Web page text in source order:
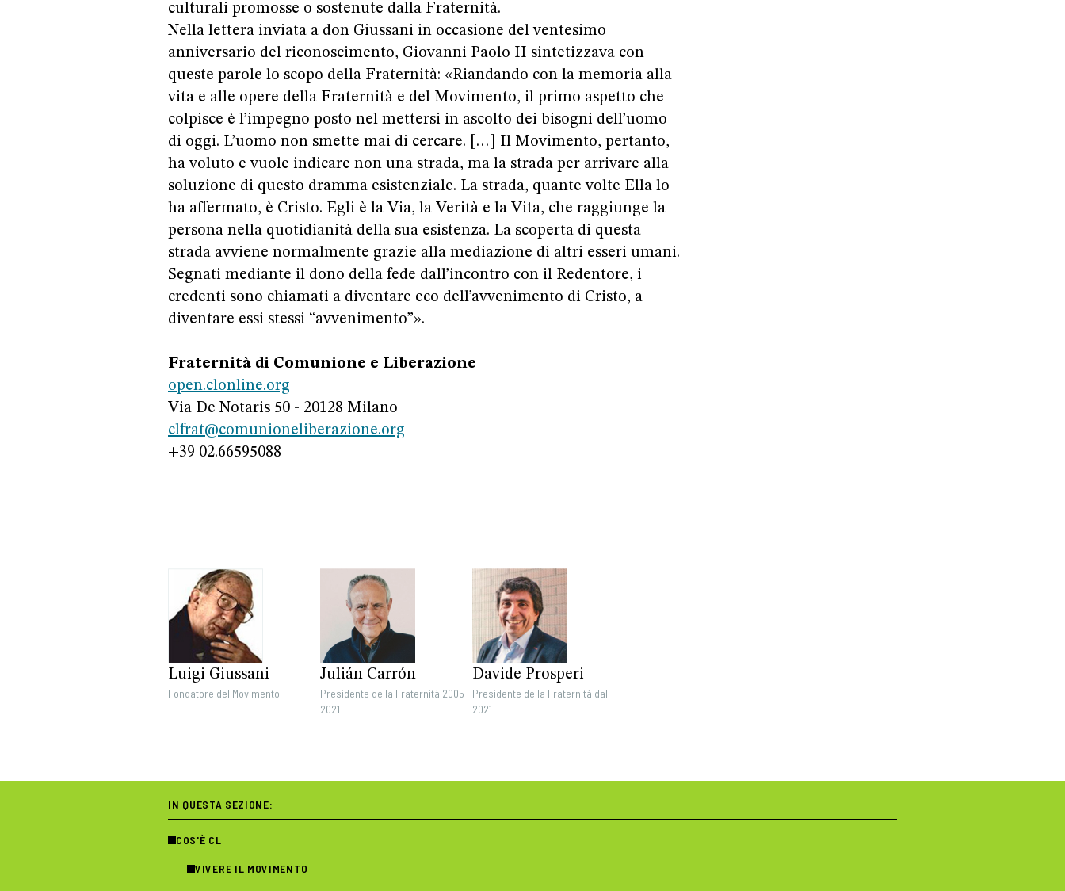
culturali promosse o sostenute dalla Fraternità.
Nella lettera inviata a don Giussani in occasione del ventesimo
anniversario del riconoscimento, Giovanni Paolo II sintetizzava con
queste parole lo scopo della Fraternità: «Riandando con la memoria alla
vita e alle opere della Fraternità e del Movimento, il primo aspetto che
colpisce è l’impegno posto nel mettersi in ascolto dei bisogni dell’uomo
di oggi. L’uomo non smette mai di cercare. […] Il Movimento, pertanto,
ha voluto e vuole indicare non una strada, ma la strada per arrivare alla
soluzione di questo dramma esistenziale. La strada, quante volte Ella lo
ha affermato, è Cristo. Egli è la Via, la Verità e la Vita, che raggiunge la
persona nella quotidianità della sua esistenza. La scoperta di questa
strada avviene normalmente grazie alla mediazione di altri esseri umani.
Segnati mediante il dono della fede dall’incontro con il Redentore, i
credenti sono chiamati a diventare eco dell’avvenimento di Cristo, a
diventare essi stessi “avvenimento”».
Fraternità di Comunione e Liberazione
open.clonline.org
Via De Notaris 50 - 20128 Milano
clfrat@comunioneliberazione.org
+39 02.66595088
Luigi Giussani
Fondatore del Movimento
Julián Carrón
Presidente della Fraternità 2005-
2021
Davide Prosperi
Presidente della Fraternità dal
2021
IN QUESTA SEZIONE:
COS'È CL
VIVERE IL MOVIMENTO